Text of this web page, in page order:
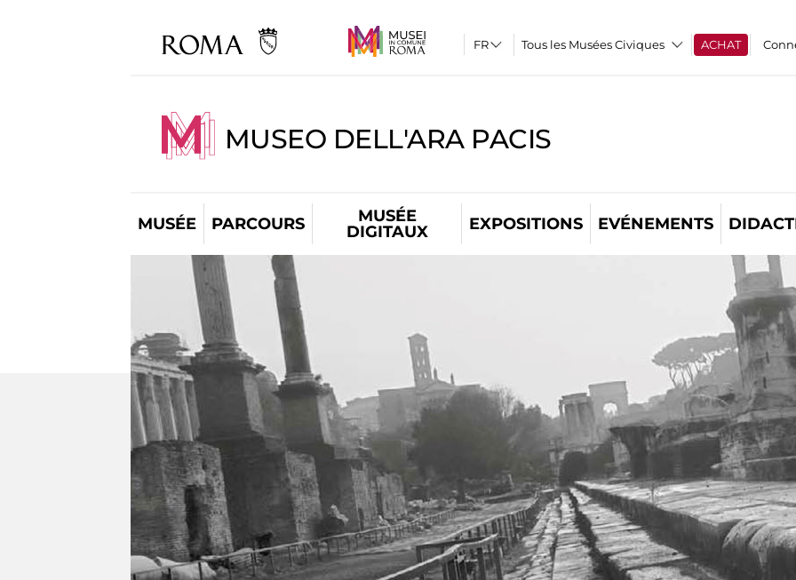
Tous les Musées Civiques ACHAT
MUSEO DELL'ARA PACIS
MUSÉE PARCOURS
MUSÉE
DIGITAUX
EXPOSITIONS EVÉNEMENTS